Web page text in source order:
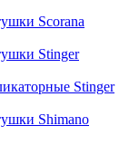
Scorana
Stinger
Stinger
Shimano